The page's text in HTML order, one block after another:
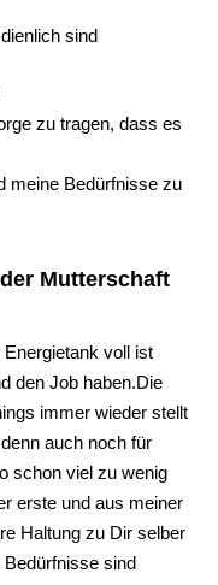
sind
zu tragen, dass es
meine Bedürfnisse zu
Mutterschaft
voll ist
den Job haben.Die
immer wieder stellt
auch noch für
schon viel zu wenig
erste und aus meiner
Haltung zu Dir selber
sind